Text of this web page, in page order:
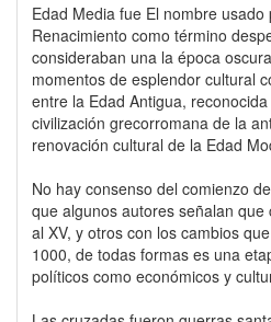
Edad Media fue El nombre usado por los humanistas del
Renacimiento como término
consideraban una la época
momentos de esplendor cultural
entre la Edad Antigua,
civilización grecorromana de la
renovación cultural de la Edad
No hay consenso del comienzo
que algunos autores señalan
al XV, y otros con los cambios
1000, de todas formas es una
políticos como económicos y